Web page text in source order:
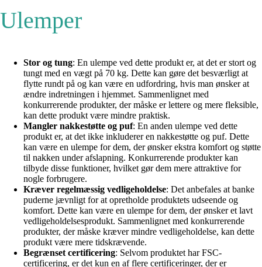
Ulemper
Stor og tung: En ulempe ved dette produkt er, at det er stort og
tungt med en vægt på 70 kg. Dette kan gøre det besværligt at
flytte rundt på og kan være en udfordring, hvis man ønsker at
ændre indretningen i hjemmet. Sammenlignet med
konkurrerende produkter, der måske er lettere og mere fleksible,
kan dette produkt være mindre praktisk.
Mangler nakkestøtte og puf: En anden ulempe ved dette
produkt er, at det ikke inkluderer en nakkestøtte og puf. Dette
kan være en ulempe for dem, der ønsker ekstra komfort og støtte
til nakken under afslapning. Konkurrerende produkter kan
tilbyde disse funktioner, hvilket gør dem mere attraktive for
nogle forbrugere.
Kræver regelmæssig vedligeholdelse: Det anbefales at banke
puderne jævnligt for at opretholde produktets udseende og
komfort. Dette kan være en ulempe for dem, der ønsker et lavt
vedligeholdelsesprodukt. Sammenlignet med konkurrerende
produkter, der måske kræver mindre vedligeholdelse, kan dette
produkt være mere tidskrævende.
Begrænset certificering: Selvom produktet har FSC-
certificering, er det kun en af flere certificeringer, der er